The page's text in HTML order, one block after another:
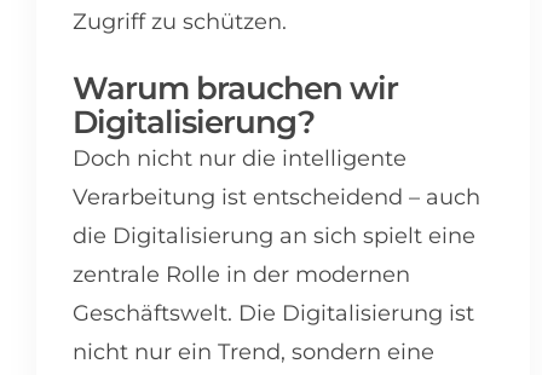
Zugriff zu schützen.
Warum brauchen wir
Digitalisierung?
Doch nicht nur die intelligente
Verarbeitung ist entscheidend – auch
die Digitalisierung an sich spielt eine
zentrale Rolle in der modernen
Geschäftswelt. Die Digitalisierung ist
nicht nur ein Trend, sondern eine